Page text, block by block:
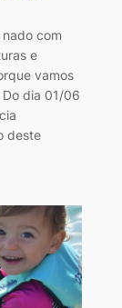
com
e
vamos
dia 01/06
deste